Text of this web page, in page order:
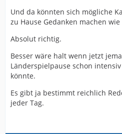
Und da könnten sich mögliche
zu Hause Gedanken machen
Absolut richtig.
Besser wäre halt wenn jetzt
Länderspielpause schon
könnte.
Es gibt ja bestimmt reichlich
jeder Tag.